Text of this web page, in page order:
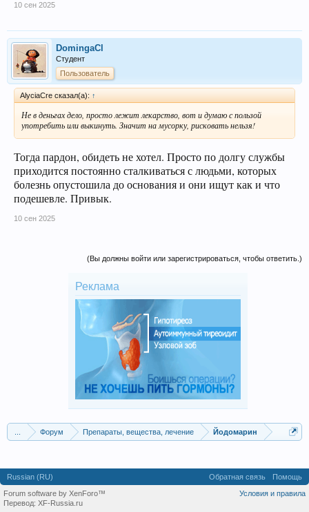
10 сен 2025
DomingaCl
Студент
Пользователь
AlyciaCre сказал(а): ↑
Не в деньгах дело, просто лежит лекарство, вот и думаю с пользой
употребить или выкинуть. Значит на мусорку, рисковать нельзя!
Тогда пардон, обидеть не хотел. Просто по долгу службы
приходится постоянно сталкиваться с людьми, которых
болезнь опустошила до основания и они ищут как и что
подешевле. Привык.
10 сен 2025
(Вы должны войти или зарегистрироваться, чтобы ответить.)
Реклама
... Форум Препараты, вещества, лечение Йодомарин
Russian (RU) Обратная связь
Помощь
Условия и правила
Forum software by XenForo™
Перевод: XF-Russia.ru